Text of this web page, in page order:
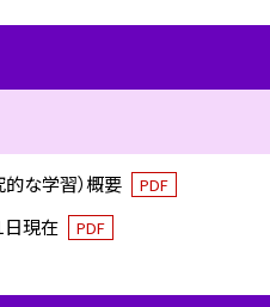
な学習）概要 PDF
日現在 PDF